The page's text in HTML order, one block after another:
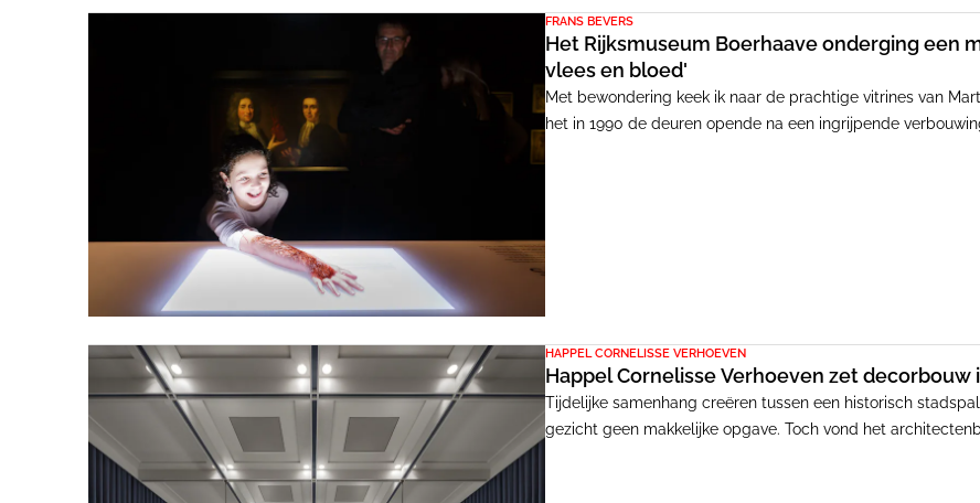
FRANS BEVERS
Het Rijksmuseum Boerhaave onderging een
vlees en bloed'
Met bewondering keek ik naar de prachtige vitrines van
het in 1990 de deuren opende na een ingrijpende
HAPPEL CORNELISSE VERHOEVEN
Happel Cornelisse Verhoeven zet
Tijdelijke samenhang creëren tussen een historisch
gezicht geen makkelijke opgave. Toch vond het